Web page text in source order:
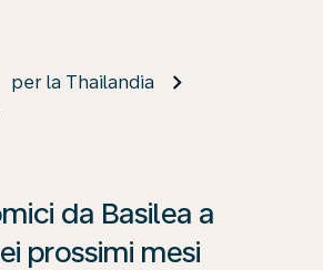
per la Thailandia
da Basilea a
prossimi mesi
faccia clic su “Cerca le offerte”